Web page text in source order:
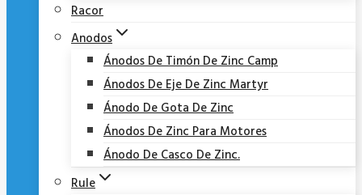
Racor
Anodos
Ánodos De Timón De Zinc Camp
Ánodos De Eje De Zinc Martyr
Ánodo De Gota De Zinc
Ánodos De Zinc Para Motores
Ánodo De Casco De Zinc.
Rule